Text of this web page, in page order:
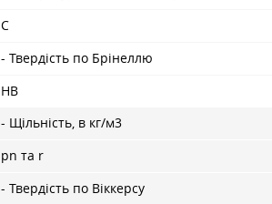
C
- Твердість по Брінеллю
HB
- Щільність, в кг/м3
pn та r
- Твердість по Віккерсу